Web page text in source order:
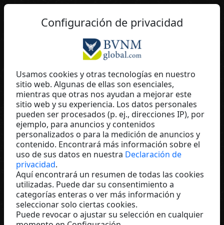
ES
Janette Kühn
Freiheit neue Wege
Germany
Configuración de privacidad
Usamos cookies y otras tecnologías en nuestro
sitio web. Algunas de ellas son esenciales,
mientras que otras nos ayudan a mejorar este
sitio web y su experiencia. Los datos personales
pueden ser procesados (p. ej., direcciones IP), por
ejemplo, para anuncios y contenidos
personalizados o para la medición de anuncios y
contenido. Encontrará más información sobre el
uso de sus datos en nuestra Declaración de
privacidad.
Aquí encontrará un resumen de todas las cookies
utilizadas. Puede dar su consentimiento a
categorías enteras o ver más información y
seleccionar solo ciertas cookies.
Puede revocar o ajustar su selección en cualquier